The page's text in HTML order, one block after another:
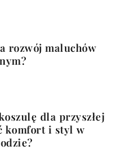
rozwój maluchów
dla przyszłej
komfort i styl w